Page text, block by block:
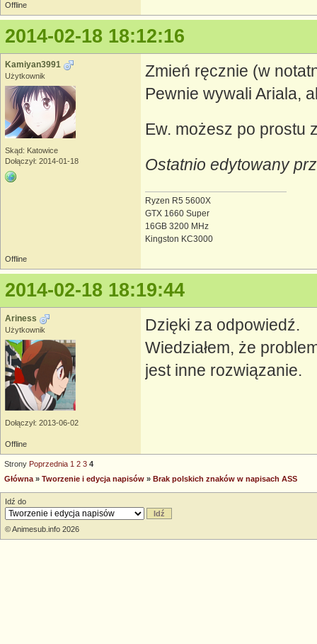
Offline
2014-02-18 18:12:16
Kamiyan3991
Użytkownik
Skąd: Katowice
Dołączył: 2014-01-18
Zmień ręcznie (w
Pewnie wywali Ariala,
Ew. możesz po prostu
Ostatnio edytowany
Ryzen R5 5600X
GTX 1660 Super
16GB 3200 MHz
Kingston KC3000
Offline
2014-02-18 18:19:44
Ariness
Użytkownik
Dołączył: 2013-06-02
Dzięki za odpowiedź.
Wiedziałem, że
jest inne rozwiązanie.
Offline
Strony Poprzednia 1 2 3 4
Główna » Tworzenie i edycja napisów » Brak polskich znaków w napisach ASS
Idź do
© Animesub.info 2026